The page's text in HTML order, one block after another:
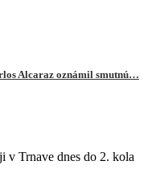
Alcaraz oznámil smutnú…
v Trnave dnes do 2. kola